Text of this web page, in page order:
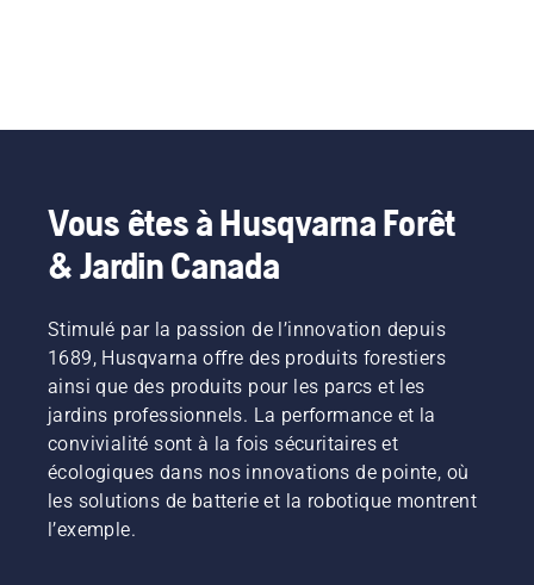
Vous êtes à Husqvarna Forêt
& Jardin Canada
Stimulé par la passion de l’innovation depuis
1689, Husqvarna offre des produits forestiers
ainsi que des produits pour les parcs et les
jardins professionnels. La performance et la
convivialité sont à la fois sécuritaires et
écologiques dans nos innovations de pointe, où
les solutions de batterie et la robotique montrent
l’exemple.